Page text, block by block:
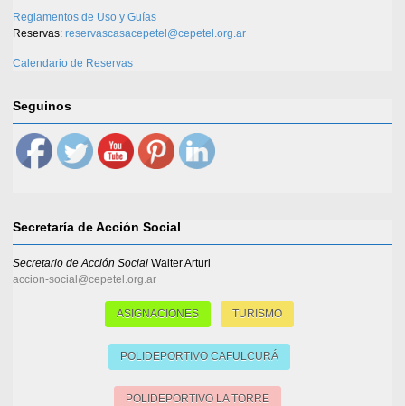
Reglamentos de Uso y Guías
Reservas: reservascasacepetel@cepetel.org.ar
Calendario de Reservas
Seguinos
Secretaría de Acción Social
Secretario de Acción Social Walter Arturi
accion-social@cepetel.org.ar
ASIGNACIONES TURISMO
POLIDEPORTIVO CAFULCURÁ
POLIDEPORTIVO LA TORRE